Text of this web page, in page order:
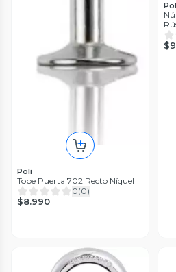
Poli
Tope Puerta 702 Recto Níquel
0(0)
$8.990